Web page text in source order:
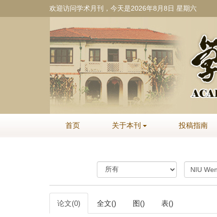
欢迎访问学术月刊，今天是2026年8月8日 星期六
首页 关于本刊 投稿指南
论文(0) 全文() 图() 表()